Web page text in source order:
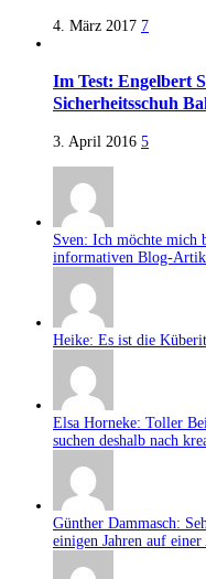
4. März 2017 7
Im Test: Engelbert
Sicherheitsschuh
3. April 2016 5
Sven: Ich möchte mich
informativen Blog-
Heike: Es ist die Küberit
Elsa Horneke: Toller
suchen deshalb nach
Günther Dammasch:
einigen Jahren auf einer